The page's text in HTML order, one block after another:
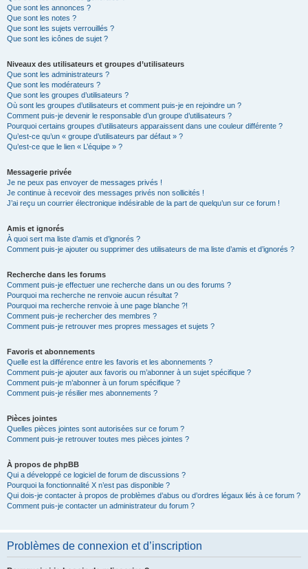
Que sont les annonces ?
Que sont les notes ?
Que sont les sujets verrouillés ?
Que sont les icônes de sujet ?
Niveaux des utilisateurs et groupes d’utilisateurs
Que sont les administrateurs ?
Que sont les modérateurs ?
Que sont les groupes d’utilisateurs ?
Où sont les groupes d’utilisateurs et comment puis-je en rejoindre un ?
Comment puis-je devenir le responsable d’un groupe d’utilisateurs ?
Pourquoi certains groupes d’utilisateurs apparaissent dans une couleur différente ?
Qu’est-ce qu’un « groupe d’utilisateurs par défaut » ?
Qu’est-ce que le lien « L’équipe » ?
Messagerie privée
Je ne peux pas envoyer de messages privés !
Je continue à recevoir des messages privés non sollicités !
J’ai reçu un courrier électronique indésirable de la part de quelqu’un sur ce forum !
Amis et ignorés
À quoi sert ma liste d’amis et d’ignorés ?
Comment puis-je ajouter ou supprimer des utilisateurs de ma liste d’amis et d’ignorés ?
Recherche dans les forums
Comment puis-je effectuer une recherche dans un ou des forums ?
Pourquoi ma recherche ne renvoie aucun résultat ?
Pourquoi ma recherche renvoie à une page blanche ?!
Comment puis-je rechercher des membres ?
Comment puis-je retrouver mes propres messages et sujets ?
Favoris et abonnements
Quelle est la différence entre les favoris et les abonnements ?
Comment puis-je ajouter aux favoris ou m’abonner à un sujet spécifique ?
Comment puis-je m’abonner à un forum spécifique ?
Comment puis-je résilier mes abonnements ?
Pièces jointes
Quelles pièces jointes sont autorisées sur ce forum ?
Comment puis-je retrouver toutes mes pièces jointes ?
À propos de phpBB
Qui a développé ce logiciel de forum de discussions ?
Pourquoi la fonctionnalité X n’est pas disponible ?
Qui dois-je contacter à propos de problèmes d’abus ou d’ordres légaux liés à ce forum ?
Comment puis-je contacter un administrateur du forum ?
Problèmes de connexion et d’inscription